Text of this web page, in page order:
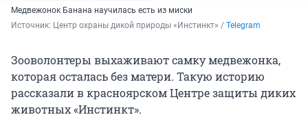
Медвежонок Банана научилась есть из миски
Источник: Центр охраны дикой природы «Инстинкт» / Telegram
Зооволонтеры выхаживают самку медвежонка,
которая осталась без матери. Такую историю
рассказали в красноярском Центре защиты диких
животных «Инстинкт».